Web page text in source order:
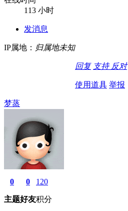
113 小时
发消息
IP属地： 归属地未知
回复 支持 反对
使用道具 举报
梦蒸
0
主题
0
好友
120
积分